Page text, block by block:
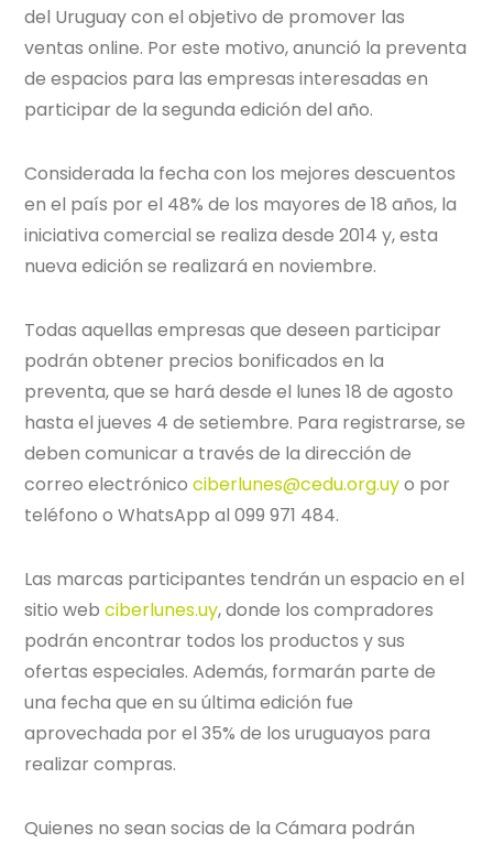
del Uruguay con el objetivo de promover las
ventas online. Por este motivo, anunció la preventa
de espacios para las empresas interesadas en
participar de la segunda edición del año.
Considerada la fecha con los mejores descuentos
en el país por el 48% de los mayores de 18 años, la
iniciativa comercial se realiza desde 2014 y, esta
nueva edición se realizará en noviembre.
Todas aquellas empresas que deseen participar
podrán obtener precios bonificados en la
preventa, que se hará desde el lunes 18 de agosto
hasta el jueves 4 de setiembre. Para registrarse, se
deben comunicar a través de la dirección de
correo electrónicociberlunes@cedu.org.uyo por
teléfono o WhatsApp al 099 971 484.
Las marcas participantes tendrán un espacio en el
sitio webciberlunes.uy, donde los compradores
podrán encontrar todos los productos y sus
ofertas especiales. Además, formarán parte de
una fecha que en su última edición fue
aprovechada por el 35% de los uruguayos para
realizar compras.
Quienes no sean socias de la Cámara podrán